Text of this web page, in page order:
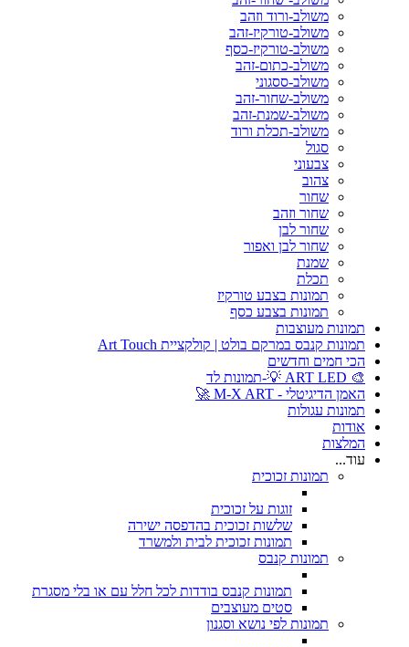
משולב-ורוד וזהב
משולב-טורקיז-זהב
משולב-טורקיז-כסף
משולב-כתום-זהב
משולב-ססגוני
משולב-שחור-זהב
משולב-שמנת-זהב
משולב-תכלת ורוד
סגול
צבעוני
צהוב
שחור
שחור וזהב
שחור לבן
שחור לבן ואפור
שמנת
תכלת
תמונות בצבע טורקיז
תמונות בצבע כסף
תמונות מעוצבות
תמונות קנבס במרקם בולט | קולקציית Art Touch
הכי חמים וחדשים
🎨 ART LED 💡-תמונות לד
האמן הדיגיטלי - M-X ART 🚀
תמונות עגולות
אודות
המלצות
עוד...
תמונות זכוכית
זוגות על זכוכית
שלשות זכוכית בהדפסה ישירה
תמונות זכוכית לבית ולמשרד
תמונות קנבס
תמונות קנבס בודדות לכל חלל עם או בלי מסגרת
סטים מעוצבים
תמונות לפי נושא וסגנון